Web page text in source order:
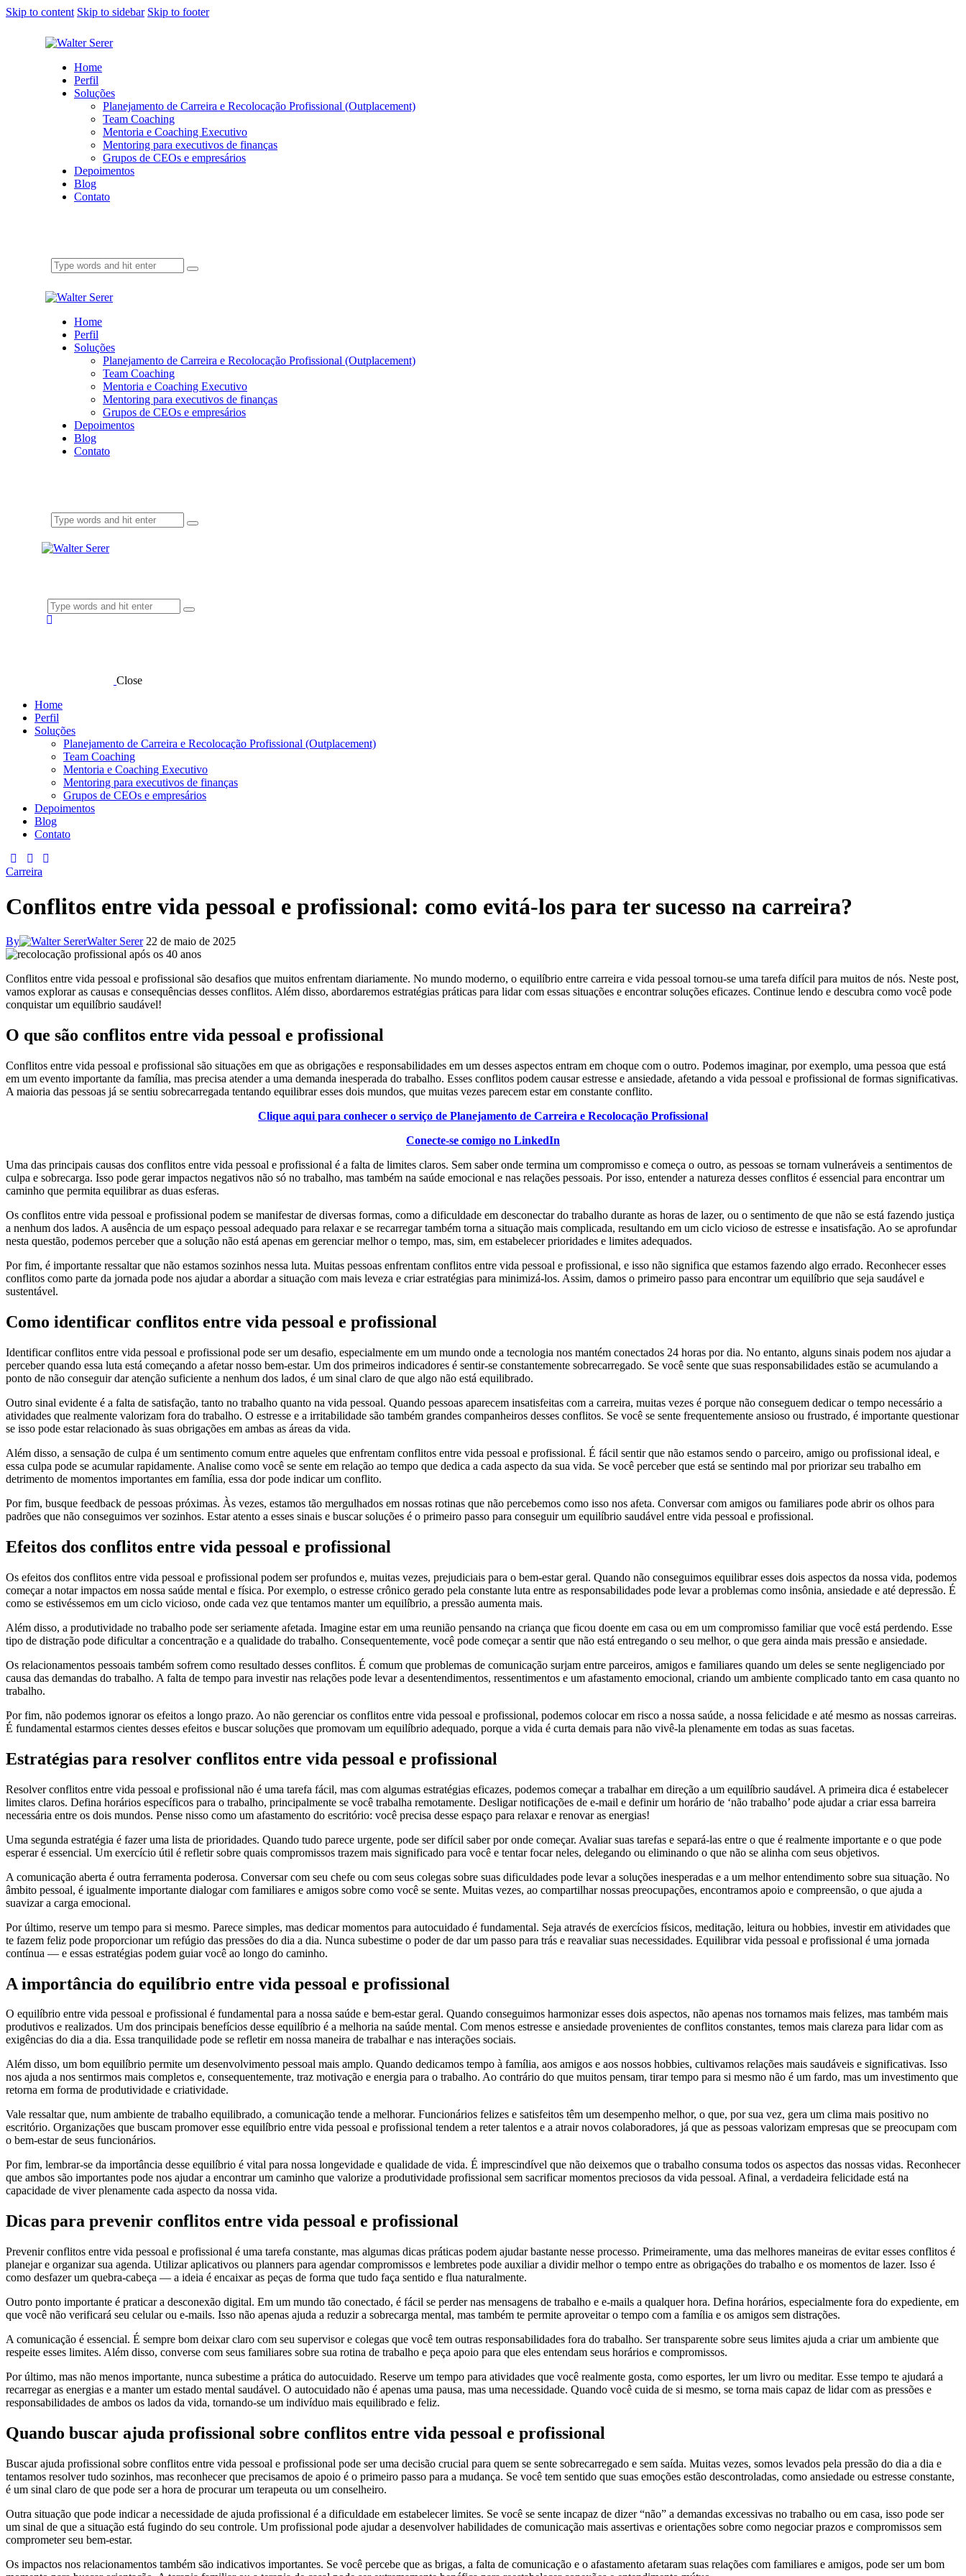
Skip to content Skip to sidebar Skip to footer
Home
Perfil
Soluções
Planejamento de Carreira e Recolocação Profissional (Outplacement)
Team Coaching
Mentoria e Coaching Executivo
Mentoring para executivos de finanças
Grupos de CEOs e empresários
Depoimentos
Blog
Contato
Home
Perfil
Soluções
Planejamento de Carreira e Recolocação Profissional (Outplacement)
Team Coaching
Mentoria e Coaching Executivo
Mentoring para executivos de finanças
Grupos de CEOs e empresários
Depoimentos
Blog
Contato
Close
Home
Perfil
Soluções
Planejamento de Carreira e Recolocação Profissional (Outplacement)
Team Coaching
Mentoria e Coaching Executivo
Mentoring para executivos de finanças
Grupos de CEOs e empresários
Depoimentos
Blog
Contato
Carreira
Conflitos entre vida pessoal e profissional: como evitá-los para ter sucesso na carreira?
By Walter Serer 22 de maio de 2025
Conflitos entre vida pessoal e profissional são desafios que muitos enfrentam diariamente. No mundo moderno, o equilíbrio entre carreira e vida pessoal tornou-se uma tarefa difícil para muitos de nós. Neste post,
vamos explorar as causas e consequências desses conflitos. Além disso, abordaremos estratégias práticas para lidar com essas situações e encontrar soluções eficazes. Continue lendo e descubra como você pode
conquistar um equilíbrio saudável!
O que são conflitos entre vida pessoal e profissional
Conflitos entre vida pessoal e profissional são situações em que as obrigações e responsabilidades em um desses aspectos entram em choque com o outro. Podemos imaginar, por exemplo, uma pessoa que está
em um evento importante da família, mas precisa atender a uma demanda inesperada do trabalho. Esses conflitos podem causar estresse e ansiedade, afetando a vida pessoal e profissional de formas significativas.
A maioria das pessoas já se sentiu sobrecarregada tentando equilibrar esses dois mundos, que muitas vezes parecem estar em constante conflito.
Clique aqui para conhecer o serviço de Planejamento de Carreira e Recolocação Profissional
Conecte-se comigo no LinkedIn
Uma das principais causas dos conflitos entre vida pessoal e profissional é a falta de limites claros. Sem saber onde termina um compromisso e começa o outro, as pessoas se tornam vulneráveis a sentimentos de
culpa e sobrecarga. Isso pode gerar impactos negativos não só no trabalho, mas também na saúde emocional e nas relações pessoais. Por isso, entender a natureza desses conflitos é essencial para encontrar um
caminho que permita equilibrar as duas esferas.
Os conflitos entre vida pessoal e profissional podem se manifestar de diversas formas, como a dificuldade em desconectar do trabalho durante as horas de lazer, ou o sentimento de que não se está fazendo justiça
a nenhum dos lados. A ausência de um espaço pessoal adequado para relaxar e se recarregar também torna a situação mais complicada, resultando em um ciclo vicioso de estresse e insatisfação. Ao se aprofundar
nesta questão, podemos perceber que a solução não está apenas em gerenciar melhor o tempo, mas, sim, em estabelecer prioridades e limites adequados.
Por fim, é importante ressaltar que não estamos sozinhos nessa luta. Muitas pessoas enfrentam conflitos entre vida pessoal e profissional, e isso não significa que estamos fazendo algo errado. Reconhecer esses
conflitos como parte da jornada pode nos ajudar a abordar a situação com mais leveza e criar estratégias para minimizá-los. Assim, damos o primeiro passo para encontrar um equilíbrio que seja saudável e
sustentável.
Como identificar conflitos entre vida pessoal e profissional
Identificar conflitos entre vida pessoal e profissional pode ser um desafio, especialmente em um mundo onde a tecnologia nos mantém conectados 24 horas por dia. No entanto, alguns sinais podem nos ajudar a
perceber quando essa luta está começando a afetar nosso bem-estar. Um dos primeiros indicadores é sentir-se constantemente sobrecarregado. Se você sente que suas responsabilidades estão se acumulando a
ponto de não conseguir dar atenção suficiente a nenhum dos lados, é um sinal claro de que algo não está equilibrado.
Outro sinal evidente é a falta de satisfação, tanto no trabalho quanto na vida pessoal. Quando pessoas aparecem insatisfeitas com a carreira, muitas vezes é porque não conseguem dedicar o tempo necessário a
atividades que realmente valorizam fora do trabalho. O estresse e a irritabilidade são também grandes companheiros desses conflitos. Se você se sente frequentemente ansioso ou frustrado, é importante questionar
se isso pode estar relacionado às suas obrigações em ambas as áreas da vida.
Além disso, a sensação de culpa é um sentimento comum entre aqueles que enfrentam conflitos entre vida pessoal e profissional. É fácil sentir que não estamos sendo o parceiro, amigo ou profissional ideal, e
essa culpa pode se acumular rapidamente. Analise como você se sente em relação ao tempo que dedica a cada aspecto da sua vida. Se você perceber que está se sentindo mal por priorizar seu trabalho em
detrimento de momentos importantes em família, essa dor pode indicar um conflito.
Por fim, busque feedback de pessoas próximas. Às vezes, estamos tão mergulhados em nossas rotinas que não percebemos como isso nos afeta. Conversar com amigos ou familiares pode abrir os olhos para
padrões que não conseguimos ver sozinhos. Estar atento a esses sinais e buscar soluções é o primeiro passo para conseguir um equilíbrio saudável entre vida pessoal e profissional.
Efeitos dos conflitos entre vida pessoal e profissional
Os efeitos dos conflitos entre vida pessoal e profissional podem ser profundos e, muitas vezes, prejudiciais para o bem-estar geral. Quando não conseguimos equilibrar esses dois aspectos da nossa vida, podemos
começar a notar impactos em nossa saúde mental e física. Por exemplo, o estresse crônico gerado pela constante luta entre as responsabilidades pode levar a problemas como insônia, ansiedade e até depressão. É
como se estivéssemos em um ciclo vicioso, onde cada vez que tentamos manter um equilíbrio, a pressão aumenta mais.
Além disso, a produtividade no trabalho pode ser seriamente afetada. Imagine estar em uma reunião pensando na criança que ficou doente em casa ou em um compromisso familiar que você está perdendo. Esse
tipo de distração pode dificultar a concentração e a qualidade do trabalho. Consequentemente, você pode começar a sentir que não está entregando o seu melhor, o que gera ainda mais pressão e ansiedade.
Os relacionamentos pessoais também sofrem como resultado desses conflitos. É comum que problemas de comunicação surjam entre parceiros, amigos e familiares quando um deles se sente negligenciado por
causa das demandas do trabalho. A falta de tempo para investir nas relações pode levar a desentendimentos, ressentimentos e um afastamento emocional, criando um ambiente complicado tanto em casa quanto no
trabalho.
Por fim, não podemos ignorar os efeitos a longo prazo. Ao não gerenciar os conflitos entre vida pessoal e profissional, podemos colocar em risco a nossa saúde, a nossa felicidade e até mesmo as nossas carreiras.
É fundamental estarmos cientes desses efeitos e buscar soluções que promovam um equilíbrio adequado, porque a vida é curta demais para não vivê-la plenamente em todas as suas facetas.
Estratégias para resolver conflitos entre vida pessoal e profissional
Resolver conflitos entre vida pessoal e profissional não é uma tarefa fácil, mas com algumas estratégias eficazes, podemos começar a trabalhar em direção a um equilíbrio saudável. A primeira dica é estabelecer
limites claros. Defina horários específicos para o trabalho, principalmente se você trabalha remotamente. Desligar notificações de e-mail e definir um horário de ‘não trabalho’ pode ajudar a criar essa barreira
necessária entre os dois mundos. Pense nisso como um afastamento do escritório: você precisa desse espaço para relaxar e renovar as energias!
Uma segunda estratégia é fazer uma lista de prioridades. Quando tudo parece urgente, pode ser difícil saber por onde começar. Avaliar suas tarefas e separá-las entre o que é realmente importante e o que pode
esperar é essencial. Um exercício útil é refletir sobre quais compromissos trazem mais significado para você e tentar focar neles, delegando ou eliminando o que não se alinha com seus objetivos.
A comunicação aberta é outra ferramenta poderosa. Conversar com seu chefe ou com seus colegas sobre suas dificuldades pode levar a soluções inesperadas e a um melhor entendimento sobre sua situação. No
âmbito pessoal, é igualmente importante dialogar com familiares e amigos sobre como você se sente. Muitas vezes, ao compartilhar nossas preocupações, encontramos apoio e compreensão, o que ajuda a
suavizar a carga emocional.
Por último, reserve um tempo para si mesmo. Parece simples, mas dedicar momentos para autocuidado é fundamental. Seja através de exercícios físicos, meditação, leitura ou hobbies, investir em atividades que
te fazem feliz pode proporcionar um refúgio das pressões do dia a dia. Nunca subestime o poder de dar um passo para trás e reavaliar suas necessidades. Equilibrar vida pessoal e profissional é uma jornada
contínua — e essas estratégias podem guiar você ao longo do caminho.
A importância do equilíbrio entre vida pessoal e profissional
O equilíbrio entre vida pessoal e profissional é fundamental para a nossa saúde e bem-estar geral. Quando conseguimos harmonizar esses dois aspectos, não apenas nos tornamos mais felizes, mas também mais
produtivos e realizados. Um dos principais benefícios desse equilíbrio é a melhoria na saúde mental. Com menos estresse e ansiedade provenientes de conflitos constantes, temos mais clareza para lidar com as
exigências do dia a dia. Essa tranquilidade pode se refletir em nossa maneira de trabalhar e nas interações sociais.
Além disso, um bom equilíbrio permite um desenvolvimento pessoal mais amplo. Quando dedicamos tempo à família, aos amigos e aos nossos hobbies, cultivamos relações mais saudáveis e significativas. Isso
nos ajuda a nos sentirmos mais completos e, consequentemente, traz motivação e energia para o trabalho. Ao contrário do que muitos pensam, tirar tempo para si mesmo não é um fardo, mas um investimento que
retorna em forma de produtividade e criatividade.
Vale ressaltar que, num ambiente de trabalho equilibrado, a comunicação tende a melhorar. Funcionários felizes e satisfeitos têm um desempenho melhor, o que, por sua vez, gera um clima mais positivo no
escritório. Organizações que buscam promover esse equilíbrio entre vida pessoal e profissional tendem a reter talentos e a atrair novos colaboradores, já que as pessoas valorizam empresas que se preocupam com
o bem-estar de seus funcionários.
Por fim, lembrar-se da importância desse equilíbrio é vital para nossa longevidade e qualidade de vida. É imprescindível que não deixemos que o trabalho consuma todos os aspectos das nossas vidas. Reconhecer
que ambos são importantes pode nos ajudar a encontrar um caminho que valorize a produtividade profissional sem sacrificar momentos preciosos da vida pessoal. Afinal, a verdadeira felicidade está na
capacidade de viver plenamente cada aspecto da nossa vida.
Dicas para prevenir conflitos entre vida pessoal e profissional
Prevenir conflitos entre vida pessoal e profissional é uma tarefa constante, mas algumas dicas práticas podem ajudar bastante nesse processo. Primeiramente, uma das melhores maneiras de evitar esses conflitos é
planejar e organizar sua agenda. Utilizar aplicativos ou planners para agendar compromissos e lembretes pode auxiliar a dividir melhor o tempo entre as obrigações do trabalho e os momentos de lazer. Isso é
como desfazer um quebra-cabeça — a ideia é encaixar as peças de forma que tudo faça sentido e flua naturalmente.
Outro ponto importante é praticar a desconexão digital. Em um mundo tão conectado, é fácil se perder nas mensagens de trabalho e e-mails a qualquer hora. Defina horários, especialmente fora do expediente, em
que você não verificará seu celular ou e-mails. Isso não apenas ajuda a reduzir a sobrecarga mental, mas também te permite aproveitar o tempo com a família e os amigos sem distrações.
A comunicação é essencial. É sempre bom deixar claro com seu supervisor e colegas que você tem outras responsabilidades fora do trabalho. Ser transparente sobre seus limites ajuda a criar um ambiente que
respeite esses limites. Além disso, converse com seus familiares sobre sua rotina de trabalho e peça apoio para que eles entendam seus horários e compromissos.
Por último, mas não menos importante, nunca subestime a prática do autocuidado. Reserve um tempo para atividades que você realmente gosta, como esportes, ler um livro ou meditar. Esse tempo te ajudará a
recarregar as energias e a manter um estado mental saudável. O autocuidado não é apenas uma pausa, mas uma necessidade. Quando você cuida de si mesmo, se torna mais capaz de lidar com as pressões e
responsabilidades de ambos os lados da vida, tornando-se um indivíduo mais equilibrado e feliz.
Quando buscar ajuda profissional sobre conflitos entre vida pessoal e profissional
Buscar ajuda profissional sobre conflitos entre vida pessoal e profissional pode ser uma decisão crucial para quem se sente sobrecarregado e sem saída. Muitas vezes, somos levados pela pressão do dia a dia e
tentamos resolver tudo sozinhos, mas reconhecer que precisamos de apoio é o primeiro passo para a mudança. Se você tem sentido que suas emoções estão descontroladas, como ansiedade ou estresse constante,
é um sinal claro de que pode ser a hora de procurar um terapeuta ou um conselheiro.
Outra situação que pode indicar a necessidade de ajuda profissional é a dificuldade em estabelecer limites. Se você se sente incapaz de dizer “não” a demandas excessivas no trabalho ou em casa, isso pode ser
um sinal de que a situação está fugindo do seu controle. Um profissional pode ajudar a desenvolver habilidades de comunicação mais assertivas e orientações sobre como negociar prazos e compromissos sem
comprometer seu bem-estar.
Os impactos nos relacionamentos também são indicativos importantes. Se você percebe que as brigas, a falta de comunicação e o afastamento afetaram suas relações com familiares e amigos, pode ser um bom